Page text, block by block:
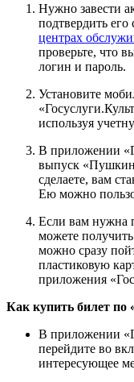
Нужно завести
подтвердить
центрах
проверьте, что
логин и пароль.
Установите
используя
В приложении
выпуск
сделаете, вам
Ею можно
Если вам нужна
можете
можно сразу
пластиковую
приложения
Как купить билет по
В приложении
перейдите во
интересующее